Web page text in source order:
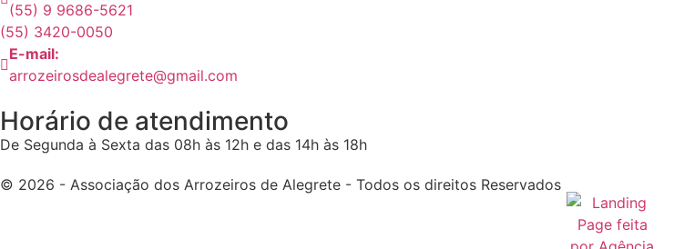
(55) 9 9686-5621
(55) 3420-0050
E-mail:
arrozeirosdealegrete@gmail.com
Horário de atendimento
De Segunda à Sexta das 08h às 12h e das 14h às 18h
© 2026 - Associação dos Arrozeiros de Alegrete - Todos os direitos Reservados